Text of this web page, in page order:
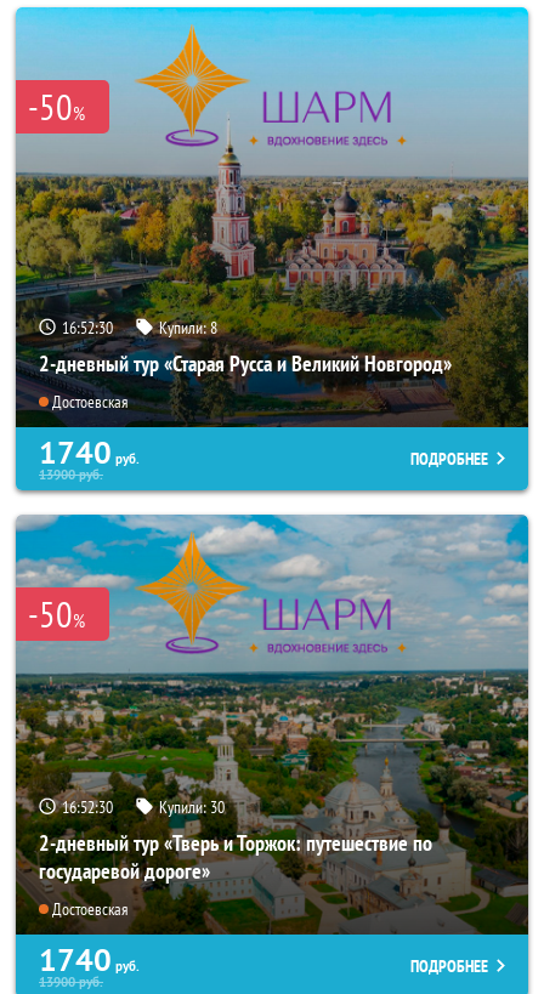
-50%
16:52:29 Купили:8
2-дневный тур «Старая Русса и Великий Новгород»
Достоевская
1740 руб.
13900руб.
ПОДРОБНЕЕ
-50%
16:52:29 Купили:30
2-дневный тур «Тверь и Торжок: путешествие по
государевой дороге»
Достоевская
1740 руб.
13900руб.
ПОДРОБНЕЕ